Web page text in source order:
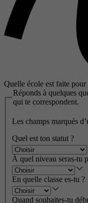
Quelle école est faite pour
Réponds à quelques
qui te correspondent.
Les champs marqués
Quel est ton statut ?
À quel niveau seras-tu
En quelle classe es-tu ?
Quand souhaites-tu